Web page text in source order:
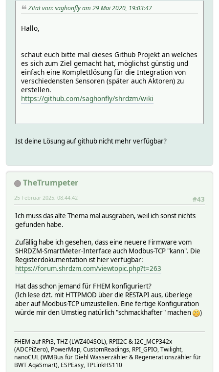
Zitat von: saghonfly am 29 Mai 2020, 19:03:47
Hallo,
schaut euch bitte mal dieses Github Projekt an welches
es sich zum Ziel gemacht hat, möglichst günstig und
einfach eine Komplettlösung für die Integration von
verschiedensten Sensoren (später auch Aktoren) zu
erstellen.
https://github.com/saghonfly/shrdzm/wiki
Ist deine Lösung auf github nicht mehr verfügbar?
TheTrumpeter
#43
25 Februar 2025, 08:44:42
Ich muss das alte Thema mal ausgraben, weil ich sonst nichts
gefunden habe.
Zufällig habe ich gesehen, dass eine neuere Firmware vom
SHRDZM-SmartMeter-Interface auch Modbus-TCP "kann". Die
Registerdokumentation ist hier verfügbar:
https://forum.shrdzm.com/viewtopic.php?t=263
Hat das schon jemand für FHEM konfiguriert?
(Ich lese dzt. mit HTTPMOD über die RESTAPI aus, überlege
aber auf Modbus-TCP umzustellen. Eine fertige Konfiguration
würde mir den Umstieg natürlich "schmackhafter" machen
)
FHEM auf RPi3, THZ (LWZ404SOL), RPII2C & I2C_MCP342x
(ADCPiZero), PowerMap, CustomReadings, RPI_GPIO, Twilight,
nanoCUL (WMBus für Diehl Wasserzähler & Regenerationszähler für
BWT AqaSmart), ESPEasy, TPLinkHS110